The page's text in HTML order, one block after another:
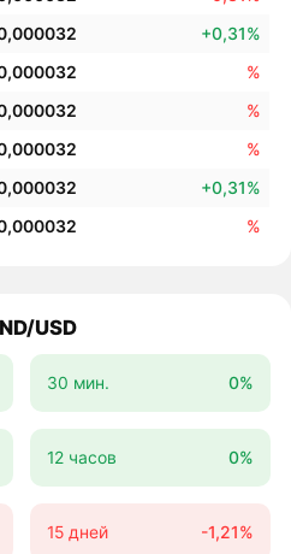
+0,31%
%
%
%
+0,31%
%
USD
30 мин. 0%
12 часов 0%
15 дней -1,21%